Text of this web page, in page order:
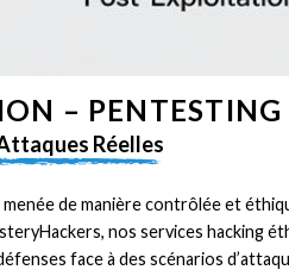
– PENTESTING
Réelles
de manière contrôlée et
nos services hacking
face à des scénarios